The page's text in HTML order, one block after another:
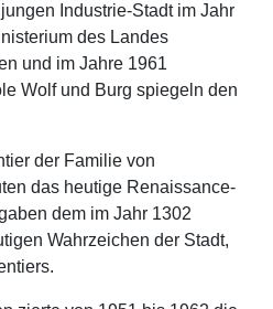
Industrie-Stadt im Jahr
des Landes
und im Jahre 1961
Wolf und Burg spiegeln den
der Familie von
das heutige Renaissance-
dem im Jahr 1302
Wahrzeichen der Stadt,